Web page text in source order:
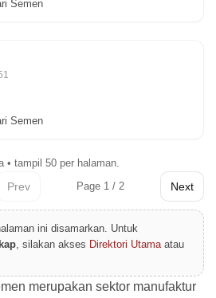
Semen
Semen
• tampil 50 per halaman.
Prev Page 1 / 2 Next
ini disamarkan. Untuk
, silakan akses Direktori Utama atau
merupakan sektor manufaktur